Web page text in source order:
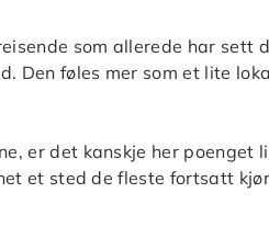
som allerede har sett
Den føles mer som et lite
er det kanskje her poenget
et sted de fleste fortsatt